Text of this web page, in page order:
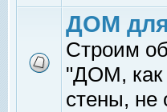
ДОМ для
Строим
"ДОМ, как
стены, не